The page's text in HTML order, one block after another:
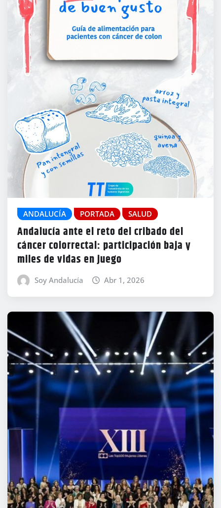
ANDALUCÍA PORTADA SALUD
Andalucía ante el reto del cribado del
cáncer colorrectal: participación baja y
miles de vidas en juego
Soy Andalucía Abr 1, 2026